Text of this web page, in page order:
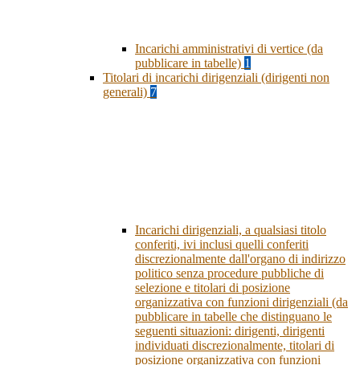
Incarichi amministrativi di vertice (da
pubblicare in tabelle) 1
Titolari di incarichi dirigenziali (dirigenti non
generali) 7
Incarichi dirigenziali, a qualsiasi titolo
conferiti, ivi inclusi quelli conferiti
discrezionalmente dall'organo di indirizzo
politico senza procedure pubbliche di
selezione e titolari di posizione
organizzativa con funzioni dirigenziali (da
pubblicare in tabelle che distinguano le
seguenti situazioni: dirigenti, dirigenti
individuati discrezionalmente, titolari di
posizione organizzativa con funzioni